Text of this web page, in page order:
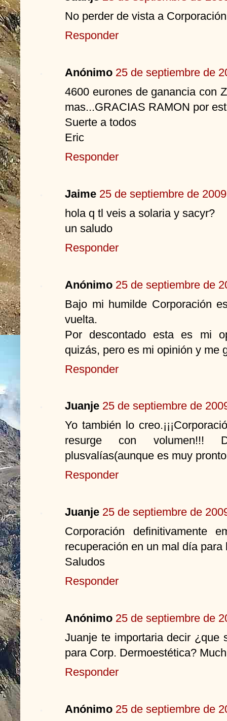
No perder de vista a
Responder
Anónimo 25 de septiembre de
4600 eurones de ganancia con
mas...GRACIAS RAMON por
Suerte a todos
Eric
Responder
Jaime 25 de septiembre de
hola q tl veis a solaria y sacyr?
un saludo
Responder
Anónimo 25 de septiembre de
Bajo mi humilde Corporación
vuelta.
Por descontado esta es mi
quizás, pero es mi opinión y me
Responder
Juanje 25 de septiembre de
Yo también lo
resurge con volumen!!!
plusvalías(aunque es muy
Responder
Juanje 25 de septiembre de
Corporación definitivamente
recuperación en un mal día para
Saludos
Responder
Anónimo 25 de septiembre de
Juanje te importaria decir ¿que
para Corp. Dermoestética?
Responder
Anónimo 25 de septiembre de